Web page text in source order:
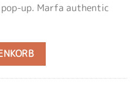
up. Marfa authentic